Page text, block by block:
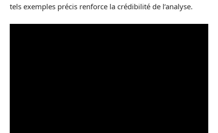
tels exemples précis renforce la crédibilité de l’analyse.